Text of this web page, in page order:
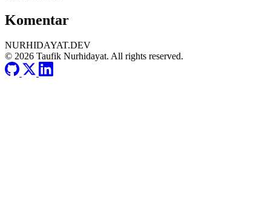
Komentar
NURHIDAYAT.DEV
© 2026 Taufik Nurhidayat. All rights reserved.